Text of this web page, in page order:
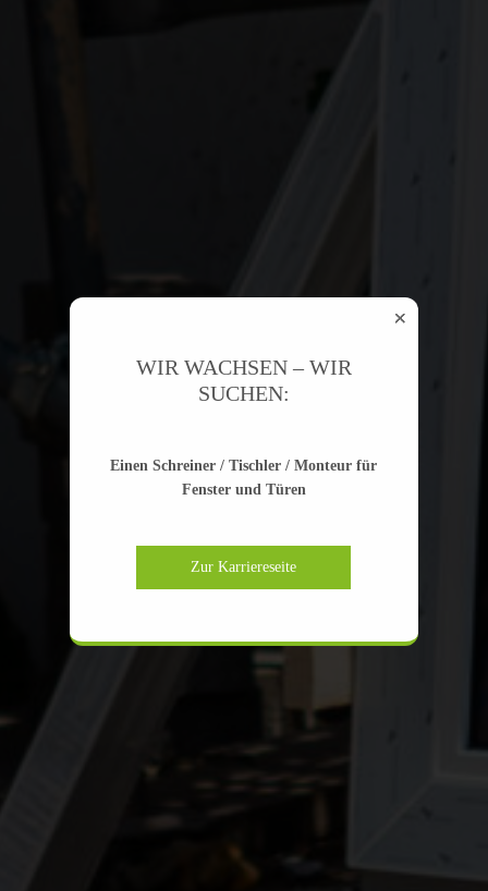
WIR WACHSEN – WIR
SUCHEN:
Einen Schreiner / Tischler / Monteur für
Fenster und Türen
Zur Karriereseite